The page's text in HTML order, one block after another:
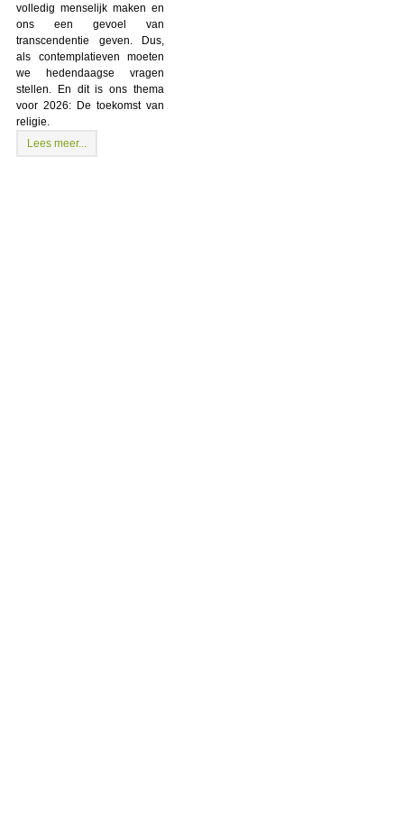
volledig menselijk maken en
ons een gevoel van
transcendentie geven. Dus,
als contemplatieven moeten
we hedendaagse vragen
stellen. En dit is ons thema
voor 2026: De toekomst van
religie.
Lees meer...